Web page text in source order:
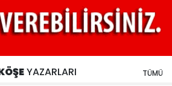
YAZARLARI TÜMÜ